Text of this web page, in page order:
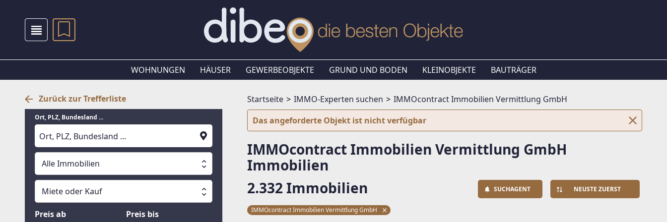
WOHNUNGEN HÄUSER GEWERBEOBJEKTE GRUND UND BODEN KLEINOBJEKTE BAUTRÄGER
Zurück zur Trefferliste
Ort, PLZ, Bundesland ...
Suche läuft
Alle Immobilien
Alle Immobilien
Häuser
Miete oder Kauf
Miete oder Kauf
Preis ab Preis bis
Startseite IMMO-Experten suchen
IMMOcontract Immobilien Vermittlung GmbH
Das angeforderte Objekt ist nicht verfügbar
IMMOcontract Immobilien Vermittlung GmbH
Immobilien
2.332 Immobilien
SUCHAGENT NEUSTE ZUERST
IMMOcontract Immobilien Vermittlung GmbH